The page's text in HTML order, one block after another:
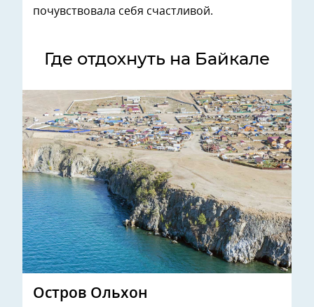
почувствовала себя счастливой.
Где отдохнуть на Байкале
Остров Ольхон